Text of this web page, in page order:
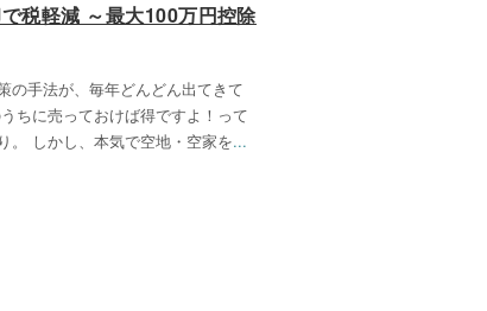
税軽減 ～最大100万円控除
の手法が、毎年どんどん出てきて
ちに売っておけば得ですよ！って
。 しかし、本気で空地・空家を...